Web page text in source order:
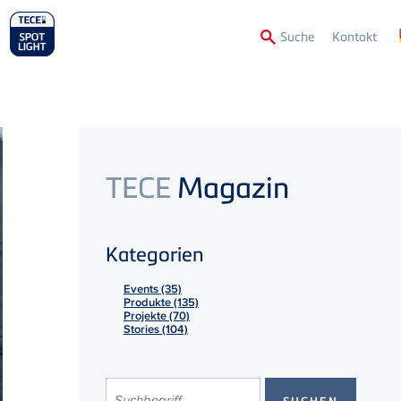
Suche Kontakt
TECE Magazin
Kategorien
Events (35)
Produkte (135)
Projekte (70)
Stories (104)